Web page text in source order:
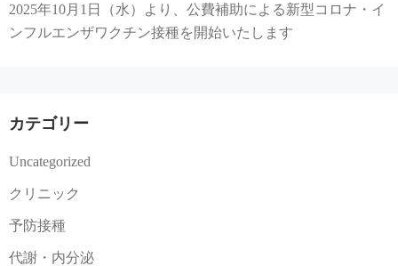
2025年10月1日（水）より、公費補助による新型コロナ・イ
ンフルエンザワクチン接種を開始いたします
カテゴリー
Uncategorized
クリニック
予防接種
代謝・内分泌